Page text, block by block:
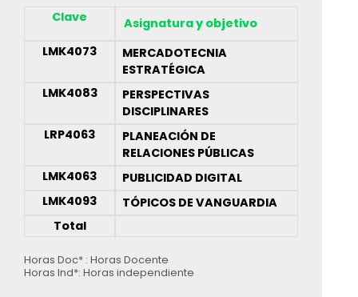
Clave
Asignatura y objetivo
LMK4073
MERCADOTECNIA
ESTRATÉGICA
LMK4083
PERSPECTIVAS
DISCIPLINARES
LRP4063
PLANEACIÓN DE
RELACIONES PÚBLICAS
LMK4063
PUBLICIDAD DIGITAL
LMK4093
TÓPICOS DE VANGUARDIA
Total
Horas Doc* : Horas Docente
Horas Ind*: Horas independiente